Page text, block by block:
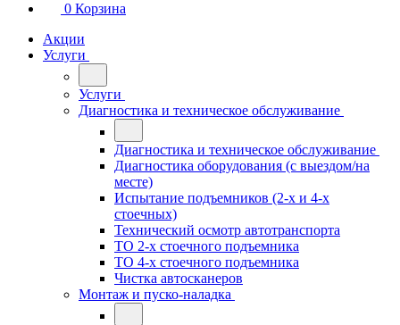
0 Корзина
Акции
Услуги
Услуги
Диагностика и техническое обслуживание
Диагностика и техническое обслуживание
Диагностика оборудования (с выездом/на
месте)
Испытание подъемников (2-х и 4-х
стоечных)
Технический осмотр автотранспорта
ТО 2-х стоечного подъемника
ТО 4-х стоечного подъемника
Чистка автосканеров
Монтаж и пуско-наладка